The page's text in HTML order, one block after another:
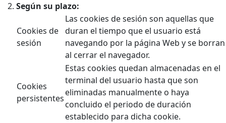
Según su plazo:
Cookies de
sesión
Las cookies de sesión son aquellas que
duran el tiempo que el usuario está
navegando por la página Web y se borran
al cerrar el navegador.
Cookies
persistentes
Estas cookies quedan almacenadas en el
terminal del usuario hasta que son
eliminadas manualmente o haya
concluido el periodo de duración
establecido para dicha cookie.